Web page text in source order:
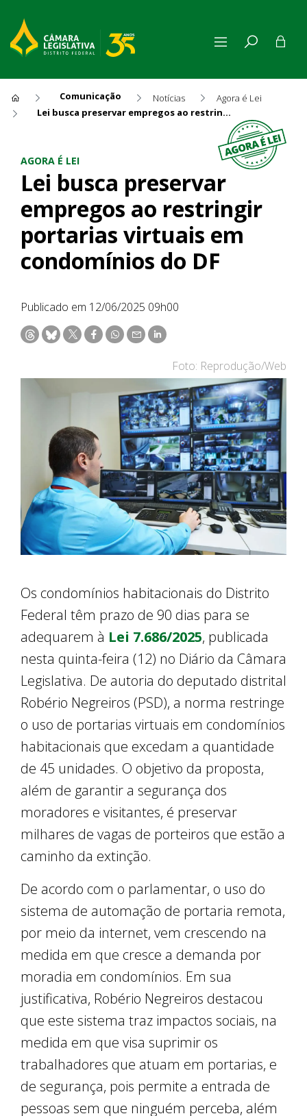
Comunicação Notícias
Agora é Lei
Lei busca preservar empregos ao restringir portarias virtuais em condomínios do DF
Lei busca preservar
AGORA É LEI
Lei busca preservar
empregos ao restringir
portarias virtuais em
condomínios do DF
Publicado em 12/06/2025 09h00
Foto: Reprodução/Web
Os condomínios habitacionais do Distrito
Federal têm prazo de 90 dias para se
adequarem à Lei 7.686/2025, publicada
nesta quinta-feira (12) no Diário da Câmara
Legislativa. De autoria do deputado distrital
Robério Negreiros (PSD), a norma restringe
o uso de portarias virtuais em condomínios
habitacionais que excedam a quantidade
de 45 unidades. O objetivo da proposta,
além de garantir a segurança dos
moradores e visitantes, é preservar
milhares de vagas de porteiros que estão a
caminho da extinção.
De acordo com o parlamentar, o uso do
sistema de automação de portaria remota,
por meio da internet, vem crescendo na
medida em que cresce a demanda por
moradia em condomínios. Em sua
justificativa, Robério Negreiros destacou
que este sistema traz impactos sociais, na
medida em que visa suprimir os
trabalhadores que atuam em portarias, e
de segurança, pois permite a entrada de
pessoas sem que ninguém perceba, além